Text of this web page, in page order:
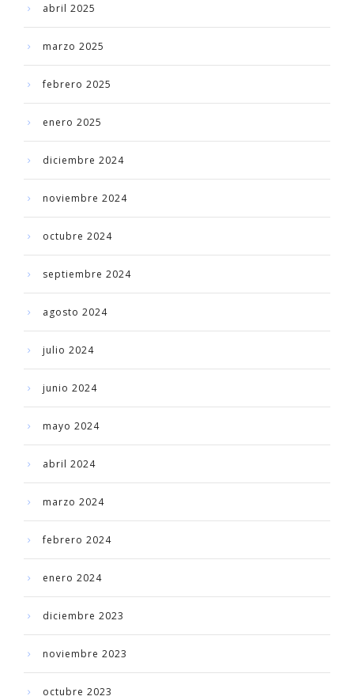
abril 2025
marzo 2025
febrero 2025
enero 2025
diciembre 2024
noviembre 2024
octubre 2024
septiembre 2024
agosto 2024
julio 2024
junio 2024
mayo 2024
abril 2024
marzo 2024
febrero 2024
enero 2024
diciembre 2023
noviembre 2023
octubre 2023